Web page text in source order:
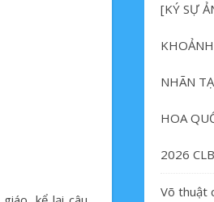
[KÝ SỰ
NHÃN
HOA
2026
Võ thuật